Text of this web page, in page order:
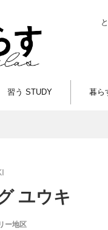
習う STUDY 暮ら
ユウキ
ー地区